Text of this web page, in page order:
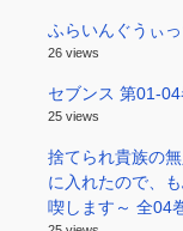
ふらいんぐうぃ
26 views
セブンス 第01-04
25 views
捨てられ貴族の
に入れたので、
喫します～ 全04